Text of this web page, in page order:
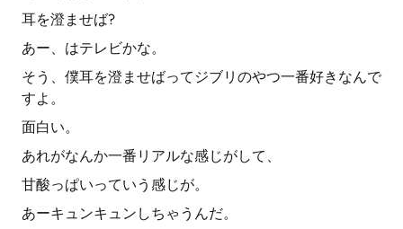
耳を澄ませば?
あー、はテレビかな。
そう、僕耳を澄ませばってジブリのやつ一番好きなんで
すよ。
面白い。
あれがなんか一番リアルな感じがして、
甘酸っぱいっていう感じが。
あーキュンキュンしちゃうんだ。